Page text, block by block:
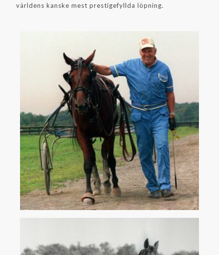
världens kanske mest prestigefyllda löpning.